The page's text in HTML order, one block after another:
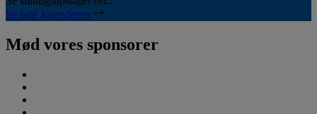
Se hele kalenderen
Mød vores sponsorer